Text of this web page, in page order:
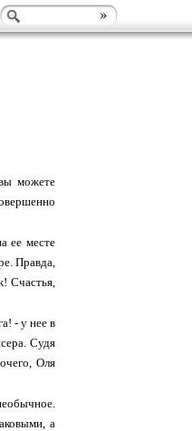
можете
ее месте
Правда,
Счастья,
- у нее в
Судя
Оля
а